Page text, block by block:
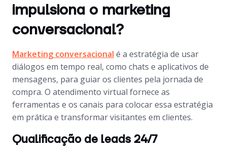
impulsiona o marketing
conversacional?
Marketing conversacional é a estratégia de usar
diálogos em tempo real, como chats e aplicativos de
mensagens, para guiar os clientes pela jornada de
compra. O atendimento virtual fornece as
ferramentas e os canais para colocar essa estratégia
em prática e transformar visitantes em clientes.
Qualificação de leads 24/7